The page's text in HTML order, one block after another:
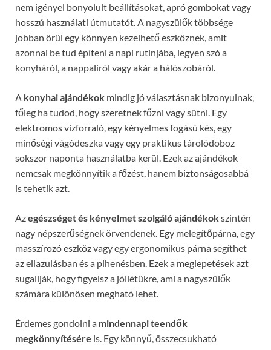
nem igényel bonyolult beállításokat, apró gombokat vagy
hosszú használati útmutatót. A nagyszülők többsége
jobban örül egy könnyen kezelhető eszköznek, amit
azonnal be tud építeni a napi rutinjába, legyen szó a
konyháról, a nappaliról vagy akár a hálószobáról.
A konyhai ajándékok mindig jó választásnak bizonyulnak,
főleg ha tudod, hogy szeretnek főzni vagy sütni. Egy
elektromos vízforraló, egy kényelmes fogású kés, egy
minőségi vágódeszka vagy egy praktikus tárolódoboz
sokszor naponta használatba kerül. Ezek az ajándékok
nemcsak megkönnyítik a főzést, hanem biztonságosabbá
is tehetik azt.
Azegészséget és kényelmet szolgáló ajándékokszintén
nagy népszerűségnek örvendenek. Egy melegítőpárna, egy
masszírozó eszköz vagy egy ergonomikus párna segíthet
az ellazulásban és a pihenésben. Ezek a meglepetések azt
sugallják, hogy figyelsz a jóllétükre, ami a nagyszülők
számára különösen megható lehet.
Érdemes gondolni a mindennapi teendők
megkönnyítésére is. Egy könnyű, összecsukható